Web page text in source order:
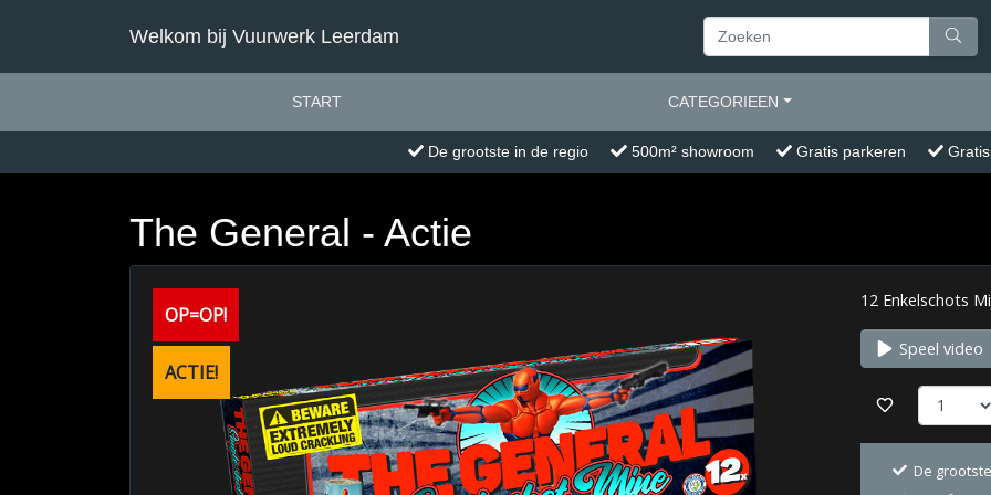
Welkom bij Vuurwerk Leerdam
START CATEGORIEEN
De grootste in de regio 500m² showroom Gratis parkeren
The General - Actie
OP=OP!
ACTIE!
12 Enkelschots
Speel video
De